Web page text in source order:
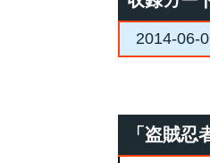
2014-06-
「盗賊忍